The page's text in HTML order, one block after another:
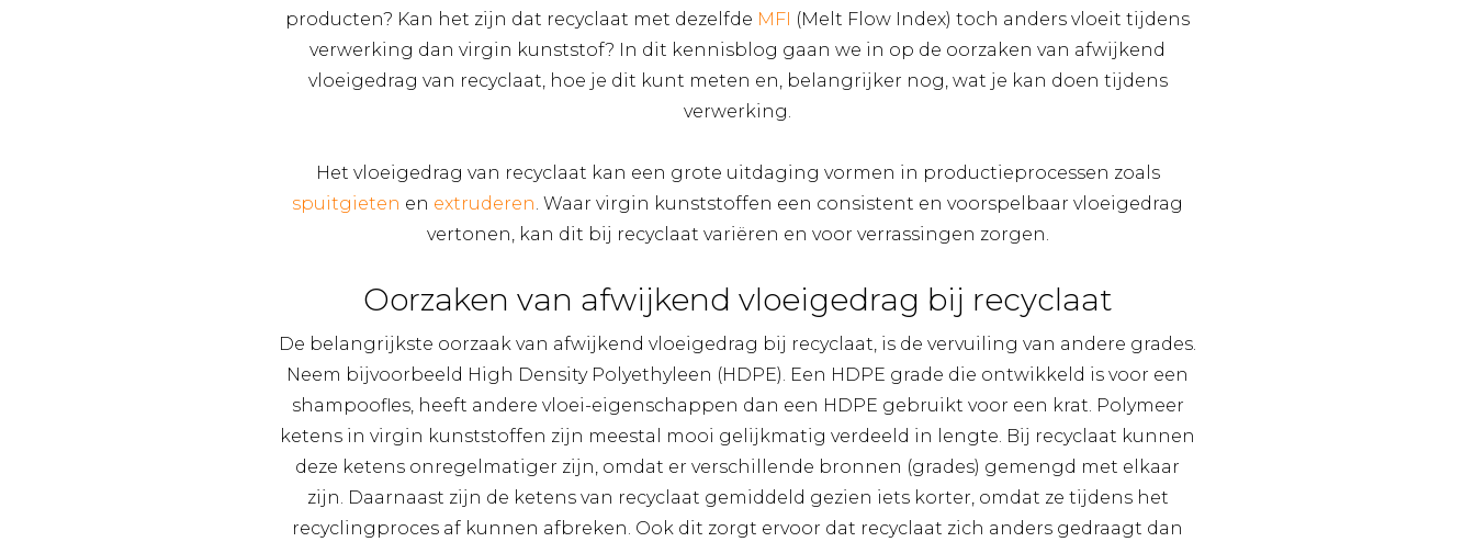
producten? Kan het zijn dat recyclaat met dezelfde MFI (Melt Flow Index) toch anders vloeit tijdens
verwerking dan virgin kunststof? In dit kennisblog gaan we in op de oorzaken van afwijkend
vloeigedrag van recyclaat, hoe je dit kunt meten en, belangrijker nog, wat je kan doen tijdens
verwerking.
Het vloeigedrag van recyclaat kan een grote uitdaging vormen in productieprocessen zoals
spuitgieten en extruderen. Waar virgin kunststoffen een consistent en voorspelbaar vloeigedrag
vertonen, kan dit bij recyclaat variëren en voor verrassingen zorgen.
Oorzaken van afwijkend vloeigedrag bij recyclaat
De belangrijkste oorzaak van afwijkend vloeigedrag bij recyclaat, is de vervuiling van andere grades.
Neem bijvoorbeeld High Density Polyethyleen (HDPE). Een HDPE grade die ontwikkeld is voor een
shampoofles, heeft andere vloei-eigenschappen dan een HDPE gebruikt voor een krat. Polymeer
ketens in virgin kunststoffen zijn meestal mooi gelijkmatig verdeeld in lengte. Bij recyclaat kunnen
deze ketens onregelmatiger zijn, omdat er verschillende bronnen (grades) gemengd met elkaar
zijn. Daarnaast zijn de ketens van recyclaat gemiddeld gezien iets korter, omdat ze tijdens het
recyclingproces af kunnen afbreken. Ook dit zorgt ervoor dat recyclaat zich anders gedraagt dan